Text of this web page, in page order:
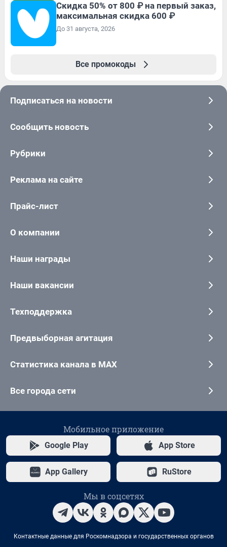
Скидка 50% от 800 ₽ на первый заказ,
максимальная скидка 600 ₽
До 31 августа, 2026
Все промокоды
Подписаться на новости
Сообщить новость
Рубрики
Реклама на сайте
Прайс-лист
О компании
Наши награды
Наши вакансии
Техподдержка
Предвыборная агитация
Статистика канала в MAX
Все города сети
Мобильное приложение
Google Play App Store
App Gallery RuStore
Мы в соцсетях
Контактные данные для Роскомнадзора и государственных органов